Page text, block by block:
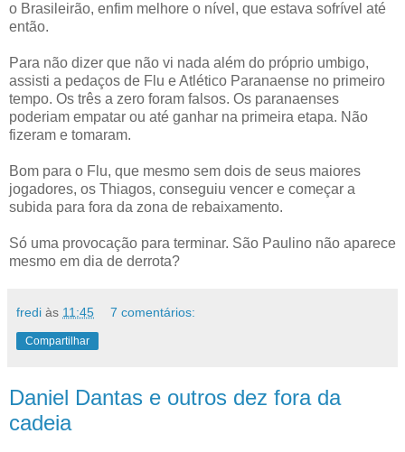
o Brasileirão, enfim melhore o nível, que estava sofrível até
então.
Para não dizer que não vi nada além do próprio umbigo,
assisti a pedaços de Flu e Atlético Paranaense no primeiro
tempo. Os três a zero foram falsos. Os paranaenses
poderiam empatar ou até ganhar na primeira etapa. Não
fizeram e tomaram.
Bom para o Flu, que mesmo sem dois de seus maiores
jogadores, os Thiagos, conseguiu vencer e começar a
subida para fora da zona de rebaixamento.
Só uma provocação para terminar. São Paulino não aparece
mesmo em dia de derrota?
fredi às 11:45 7 comentários:
Compartilhar
Daniel Dantas e outros dez fora da
cadeia